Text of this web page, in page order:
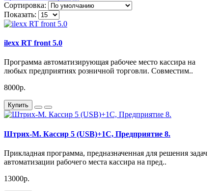
Сортировка:
Показать:
ilexx RT front 5.0
Программа автоматизирующая рабочее место кассира на
любых предприятиях розничной торговли. Совместим..
8000р.
Купить
Штрих-М. Кассир 5 (USB)+1С, Предприятие 8.
Прикладная программа, предназначенная для решения задач
автоматизации рабочего места кассира на пред..
13000р.